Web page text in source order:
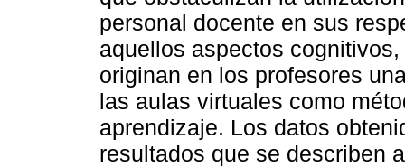
personal docente en sus
aquellos aspectos
originan en los profesores
las aulas virtuales como
aprendizaje. Los datos
resultados que se describen